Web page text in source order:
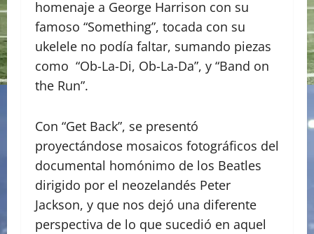
homenaje a George Harrison con su
famoso “Something”, tocada con su
ukelele no podía faltar, sumando piezas
como “Ob-La-Di, Ob-La-Da”, y “Band on
the Run”.
Con “Get Back”, se presentó
proyectándose mosaicos fotográficos del
documental homónimo de los Beatles
dirigido por el neozelandés Peter
Jackson, y que nos dejó una diferente
perspectiva de lo que sucedió en aquel